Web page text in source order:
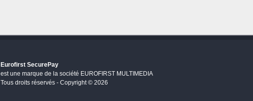
Eurofirst SecurePay
est une marque de la société EUROFIRST MULTIMEDIA
Tous droits réservés - Copyright © 2026